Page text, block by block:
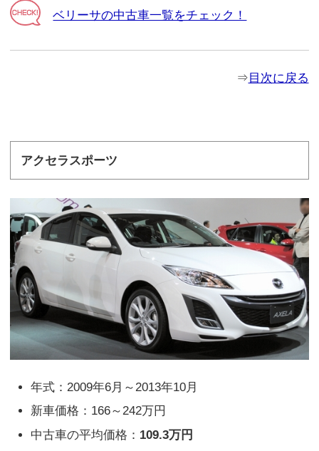
ベリーサの中古車一覧をチェック！
⇒ 目次に戻る
アクセラスポーツ
年式：2009年6月～2013年10月
新車価格：166～242万円
中古車の平均価格： 109.3万円